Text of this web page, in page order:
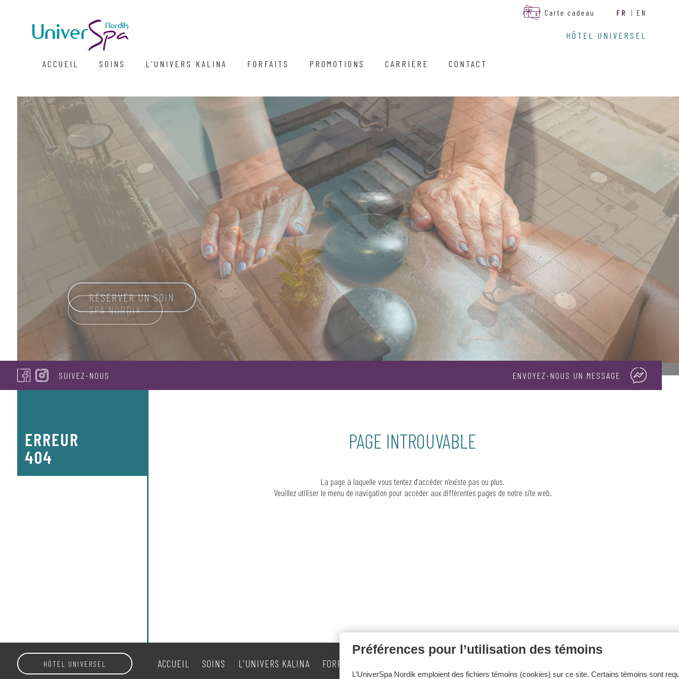
Carte cadeau FR | EN
HÔTEL UNIVERSEL
ACCUEIL SOINS L'UNIVERS KALINA FORFAITS PROMOTIONS CARRIÈRE CONTACT
RÉSERVER UN SOIN
SUIVEZ-NOUS ENVOYEZ-NOUS UN MESSAGE
ERREUR
404
PAGE INTROUVABLE
La page à laquelle vous tentez d'accéder n'existe pas ou plus.
Veuillez utiliser le menu de navigation pour accéder aux différentes pages de notre site web.
HÔTEL UNIVERSEL ACCUEIL SOINS L'UNIVERS KALINA FORFAITS
Préférences pour l’utilisation des témoins
L’UniverSpa Nordik emploient des fichiers témoins (cookies) sur ce site. Certains témoins sont